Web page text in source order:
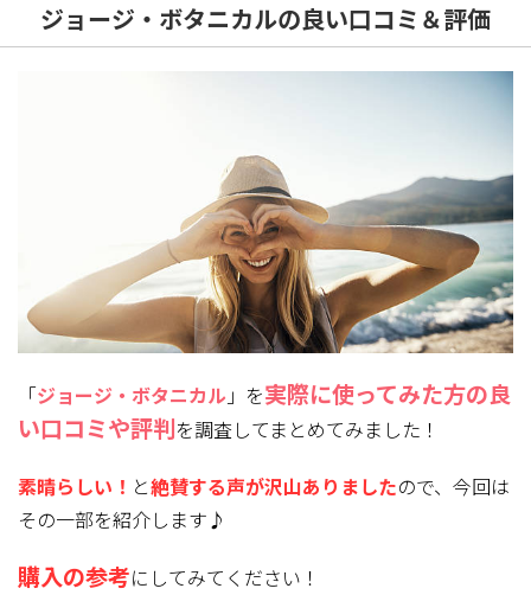
ジョージ・ボタニカルの良い口コミ＆評価
「ジョージ・ボタニカル 」を実際に使ってみた方の良
い口コミや評判を調査してまとめてみました！
素晴らしい！ と絶賛する声が沢山ありましたので、今回は
その一部を紹介します♪
購入の参考にしてみてください！